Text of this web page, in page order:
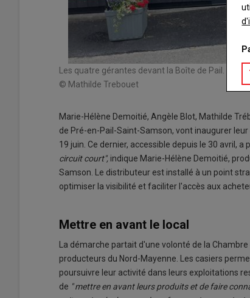
Les quatre gérantes devant la Boîte de Pail.
© Mathilde Trebouet
Marie-Hélène Demoitié, Angèle Blot, Mathilde
de Pré-en-Pail-Saint-Samson, vont inaugurer
19 juin. Ce dernier, accessible depuis le 30 avril, a
circuit court", indique Marie-Hélène Demoitié,
Samson. Le distributeur est installé à un point
optimiser la visibilité et faciliter l'accès aux
Mettre en avant le local
La démarche partait d'une volonté de la
producteurs du Nord-Mayenne. Les casiers
poursuivre leur activité dans leurs exploitations
de " mettre en avant leurs produits et de faire